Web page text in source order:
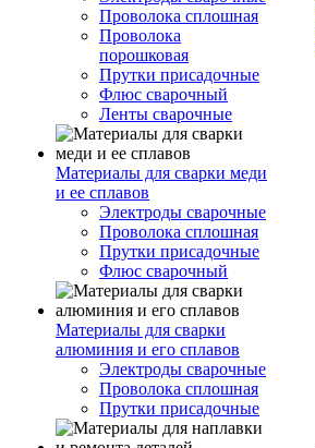
Проволока сплошная
Проволока
порошковая
Прутки присадочные
Флюс сварочный
Ленты сварочные
Материалы для сварки меди
и ее сплавов
Электроды сварочные
Проволока сплошная
Прутки присадочные
Флюс сварочный
Материалы для сварки
алюминия и его сплавов
Электроды сварочные
Проволока сплошная
Прутки присадочные